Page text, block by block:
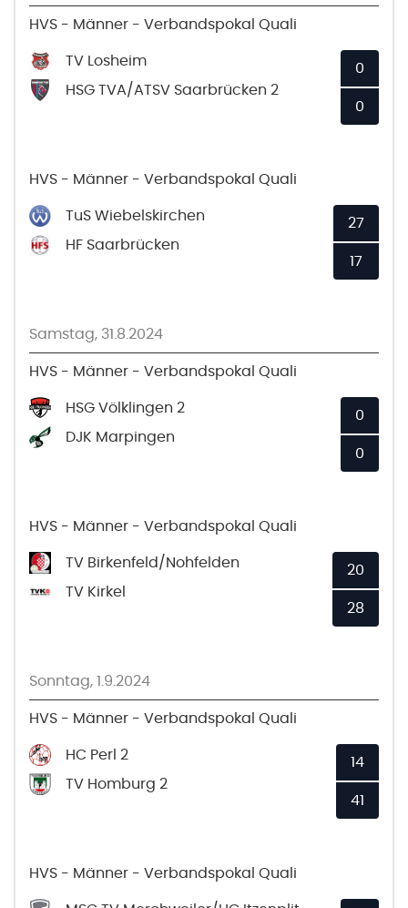
HVS - Männer - Verbandspokal Quali
TV Losheim
HSG TVA/ATSV Saarbrücken 2
0
0
HVS - Männer - Verbandspokal Quali
TuS Wiebelskirchen
HF Saarbrücken
27
17
Samstag, 31.8.2024
HVS - Männer - Verbandspokal Quali
HSG Völklingen 2
DJK Marpingen
0
0
HVS - Männer - Verbandspokal Quali
TV Birkenfeld/Nohfelden
TV Kirkel
20
28
Sonntag, 1.9.2024
HVS - Männer - Verbandspokal Quali
HC Perl 2
TV Homburg 2
14
41
HVS - Männer - Verbandspokal Quali